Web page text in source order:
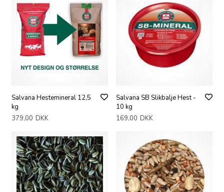
Salvana Hestemineral 12,5
kg
379,00 DKK
Salvana SB Slikbalje Hest -
10 kg
169,00 DKK